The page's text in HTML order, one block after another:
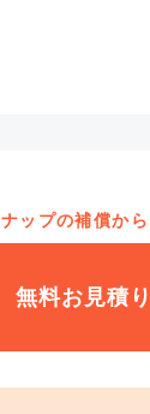
ップの補償から
無料お見積り